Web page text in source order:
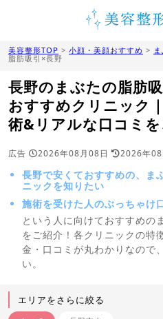
美容整形TOP > 小顔・美顔おすすめ >
脂肪吸引×長野
長野のまぶたの脂肪
おすすめクリニック
術&リアルな口コミ
広告 2026年08月08日 2026年08
長野で安くておすすめの、ま
ニックを知りたい
施術を受けた人のぶっちゃけ
という人に向けておすすめの
をご紹介！各クリニックの特
金・口コミが丸わかりなので
い。
エリアをさらに絞る